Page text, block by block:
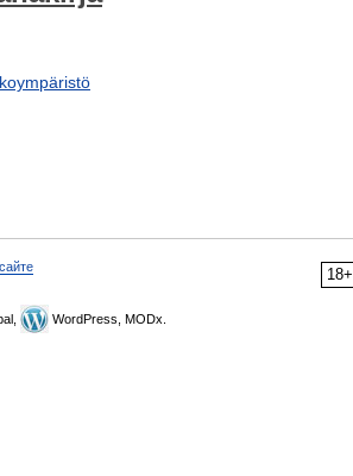
18+
WordPress, MODx.